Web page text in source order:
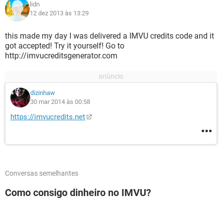
lidn
12 dez 2013 às 13:29
this made my day I was delivered a IMVU credits code and it
got accepted! Try it yourself! Go to
http://imvucreditsgenerator.com
dizinhaw
30 mar 2014 às 00:58
https://imvucredits.net
Conversas semelhantes
Como consigo dinheiro no IMVU?